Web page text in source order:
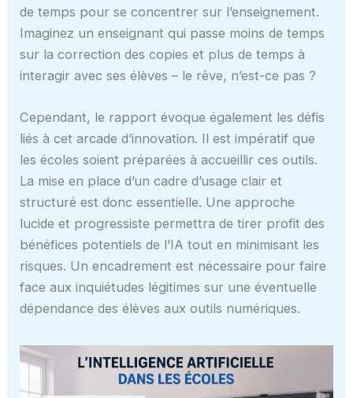
de temps pour se concentrer sur l’enseignement.
Imaginez un enseignant qui passe moins de temps
sur la correction des copies et plus de temps à
interagir avec ses élèves – le rêve, n’est-ce pas ?
Cependant, le rapport évoque également les défis
liés à cet arcade d’innovation. Il est impératif que
les écoles soient préparées à accueillir ces outils.
La mise en place d’un cadre d’usage clair et
structuré est donc essentielle. Une approche
lucide et progressiste permettra de tirer profit des
bénéfices potentiels de l’IA tout en minimisant les
risques. Un encadrement est nécessaire pour faire
face aux inquiétudes légitimes sur une éventuelle
dépendance des élèves aux outils numériques.